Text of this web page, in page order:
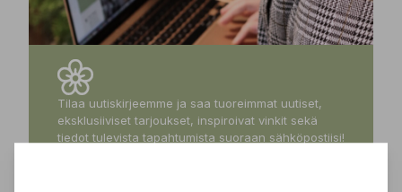
Tilaa uutiskirjeemme ja saa tuoreimmat uutiset,
eksklusiiviset tarjoukset, inspiroivat vinkit sekä
tiedot tulevista tapahtumista suoraan sähköpostiisi!